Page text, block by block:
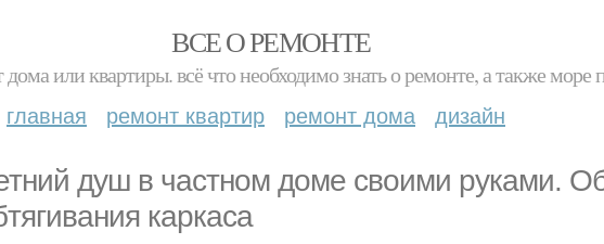
ВСЕ О РЕМОНТЕ
дома или квартиры. всё что необходимо знать о ремонте, а также
главная ремонт квартир ремонт дома дизайн
душ в частном доме своими руками.
каркаса